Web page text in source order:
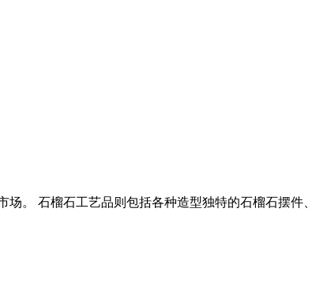
。 石榴石工艺品则包括各种造型独特的石榴石摆件